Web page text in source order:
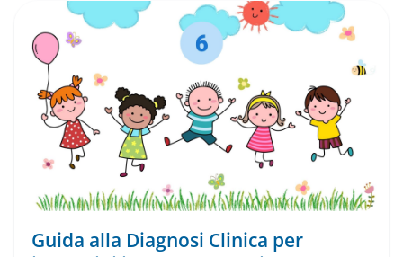
Guida alla Diagnosi Clinica per